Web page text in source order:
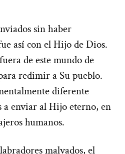
sin haber
así con el Hijo de Dios.
de este mundo de
redimir a Su pueblo.
diferente
a enviar al Hijo eterno, en
humanos.
malvados, el